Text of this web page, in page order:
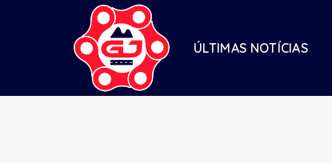
ÚLTIMAS NOTÍCIAS